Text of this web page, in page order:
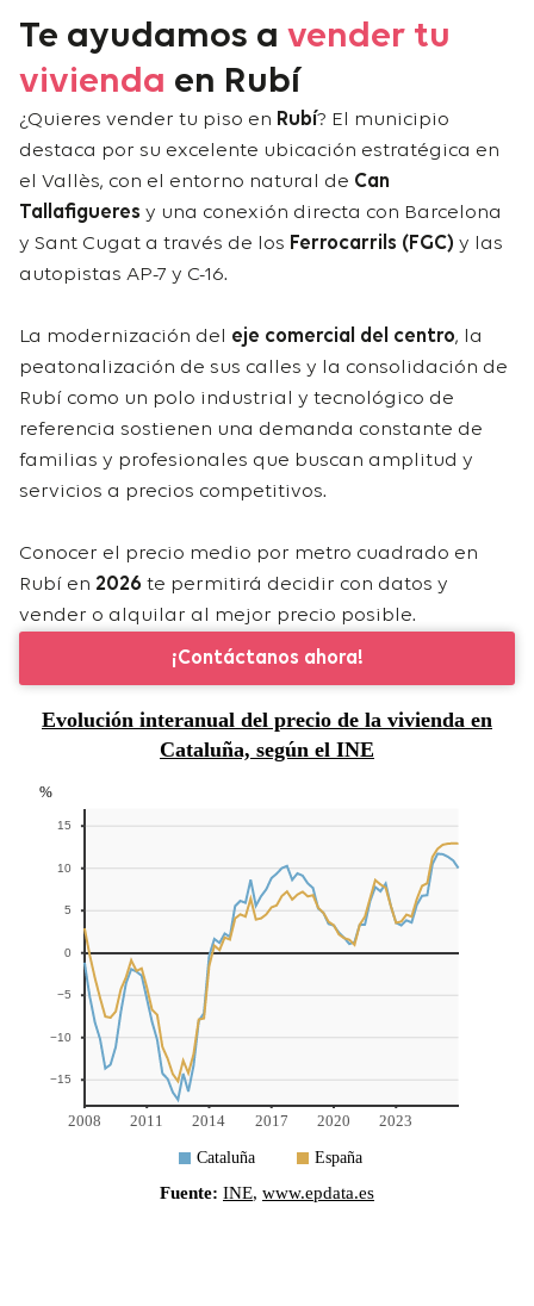
Te ayudamos a vender tu
vivienda en Rubí
¿Quieres vender tu piso en Rubí? El municipio
destaca por su excelente ubicación estratégica en
el Vallès, con el entorno natural de Can
Tallafigueres y una conexión directa con Barcelona
y Sant Cugat a través de los Ferrocarrils (FGC) y las
autopistas AP-7 y C-16.
La modernización del eje comercial del centro, la
peatonalización de sus calles y la consolidación de
Rubí como un polo industrial y tecnológico de
referencia sostienen una demanda constante de
familias y profesionales que buscan amplitud y
servicios a precios competitivos.
Conocer el precio medio por metro cuadrado en
Rubí en 2026 te permitirá decidir con datos y
vender o alquilar al mejor precio posible.
¡Contáctanos ahora!